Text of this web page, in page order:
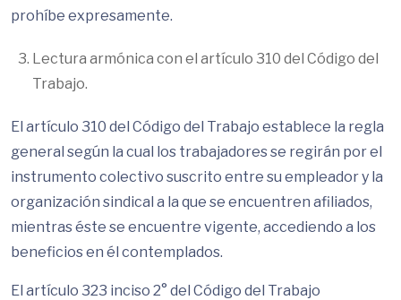
prohíbe expresamente.
Lectura armónica con el artículo 310 del Código del
Trabajo.
El artículo 310 del Código del Trabajo establece la regla
general según la cual los trabajadores se regirán por el
instrumento colectivo suscrito entre su empleador y la
organización sindical a la que se encuentren afiliados,
mientras éste se encuentre vigente, accediendo a los
beneficios en él contemplados.
El artículo 323 inciso 2° del Código del Trabajo